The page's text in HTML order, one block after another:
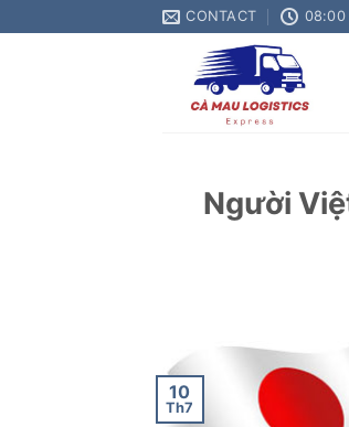
to
CONTACT 08:00
Người
10
Th7